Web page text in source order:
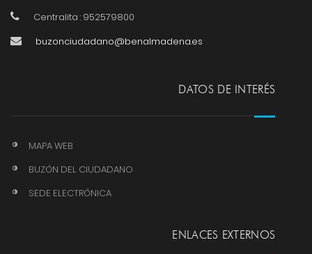
Centralita : 952579800
buzonciudadano@benalmadena.es
DATOS DE INTERÉS
MAPA WEB
BUZÓN DEL CIUDADANO
SEDE ELECTRÓNICA
ENLACES EXTERNOS